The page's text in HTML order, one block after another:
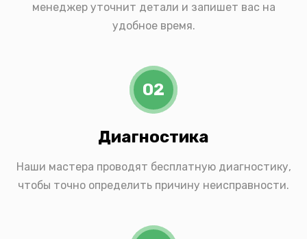
менеджер уточнит детали и запишет вас на
удобное время.
02
Диагностика
Наши мастера проводят бесплатную диагностику,
чтобы точно определить причину неисправности.